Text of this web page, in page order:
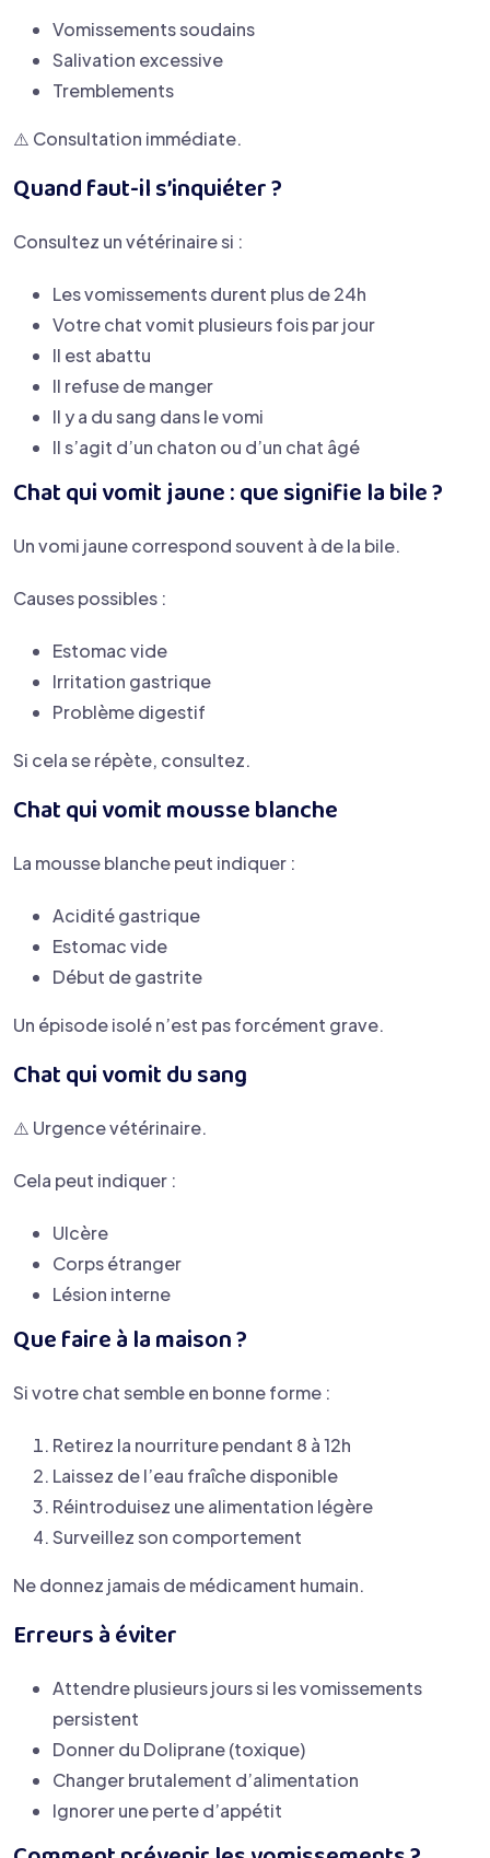
Vomissements soudains
Salivation excessive
Tremblements
⚠️ Consultation immédiate.
Quand faut-il s’inquiéter ?
Consultez un vétérinaire si :
Les vomissements durent plus de 24h
Votre chat vomit plusieurs fois par jour
Il est abattu
Il refuse de manger
Il y a du sang dans le vomi
Il s’agit d’un chaton ou d’un chat âgé
Chat qui vomit jaune : que signifie la bile ?
Un vomi jaune correspond souvent à de la bile.
Causes possibles :
Estomac vide
Irritation gastrique
Problème digestif
Si cela se répète, consultez.
Chat qui vomit mousse blanche
La mousse blanche peut indiquer :
Acidité gastrique
Estomac vide
Début de gastrite
Un épisode isolé n’est pas forcément grave.
Chat qui vomit du sang
⚠️ Urgence vétérinaire.
Cela peut indiquer :
Ulcère
Corps étranger
Lésion interne
Que faire à la maison ?
Si votre chat semble en bonne forme :
Retirez la nourriture pendant 8 à 12h
Laissez de l’eau fraîche disponible
Réintroduisez une alimentation légère
Surveillez son comportement
Ne donnez jamais de médicament humain.
Erreurs à éviter
Attendre plusieurs jours si les vomissements
persistent
Donner du Doliprane (toxique)
Changer brutalement d’alimentation
Ignorer une perte d’appétit